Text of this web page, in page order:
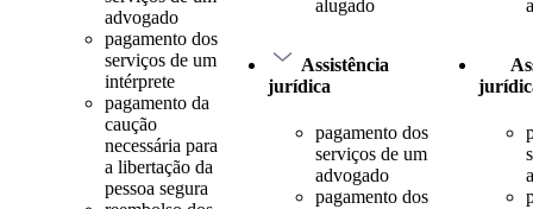
advogado
pagamento dos
serviços de um
intérprete
pagamento da
caução
necessária para
a libertação da
pessoa segura
alugado
Assistência
jurídica
pagamento dos
serviços de um
advogado
pagamento dos